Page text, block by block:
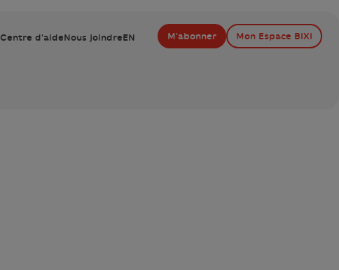
Centre d'aideNous joindreEN M'abonner Mon Espace BIXI